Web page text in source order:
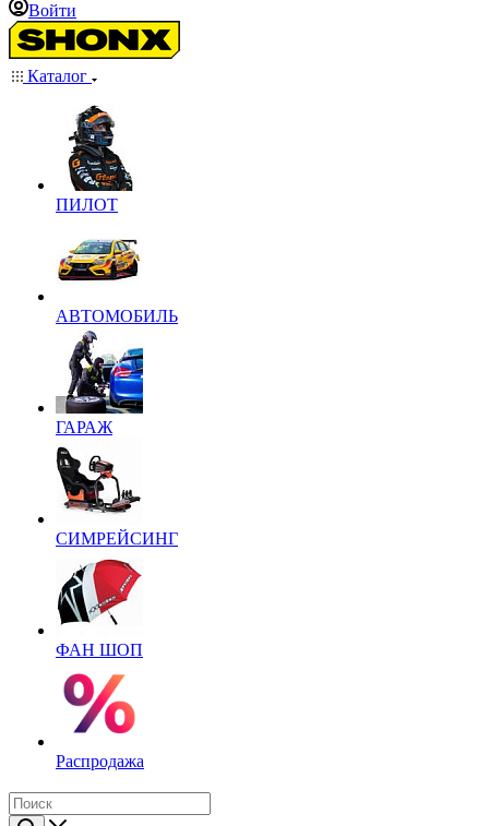
Войти
Каталог
ПИЛОТ
АВТОМОБИЛЬ
ГАРАЖ
СИМРЕЙСИНГ
ФАН ШОП
Распродажа